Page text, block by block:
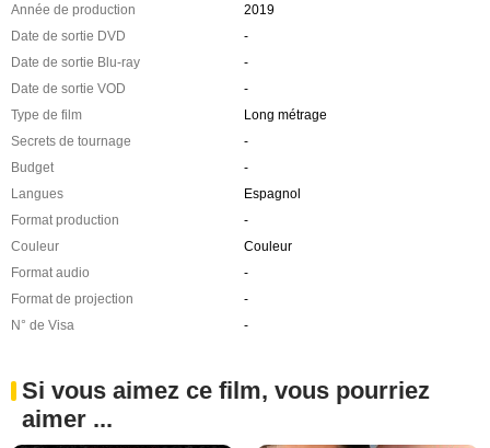
Année de production
2019
Date de sortie DVD
-
Date de sortie Blu-ray
-
Date de sortie VOD
-
Type de film
Long métrage
Secrets de tournage
-
Budget
-
Langues
Espagnol
Format production
-
Couleur
Couleur
Format audio
-
Format de projection
-
N° de Visa
-
Si vous aimez ce film, vous pourriez
aimer ...